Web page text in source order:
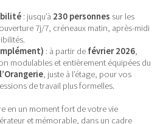
: jusqu’à 230 personnes sur les
7j/7, créneaux matin, après-midi
: à partir de février 2026,
modulables et entièrement équipées du
, juste à l’étage, pour vos
de travail plus formelles.
en un moment fort de votre vie
et mémorable, dans un cadre